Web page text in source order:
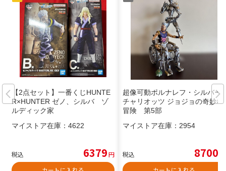
【2点セット】一番くじHUNTE
R×HUNTER ゼノ、シルバ ゾ
ルディック家
マイストア在庫： 4622
税込 6379円
超像可動ポルナレフ・シルバー
チャリオッツ ジョジョの奇妙な
冒険 第5部
マイストア在庫： 2954
税込 8700